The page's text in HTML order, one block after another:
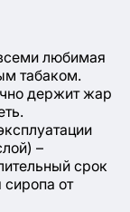
любимая
табаком.
держит жар
–
срок
от